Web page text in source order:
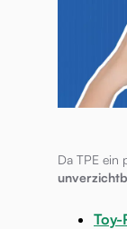
Da TPE ein
Toy-